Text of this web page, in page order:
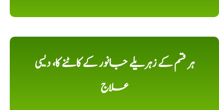
ہر قسم کے زہریلے جانور کے کاٹنے کا، دیسی
علاج